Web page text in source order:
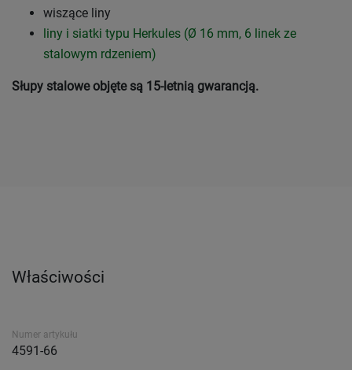
wiszące liny
liny i siatki typu Herkules (Ø 16 mm, 6 linek ze
stalowym rdzeniem)
Słupy stalowe objęte są 15-letnią gwarancją.
Właściwości
Numer artykułu
4591-66